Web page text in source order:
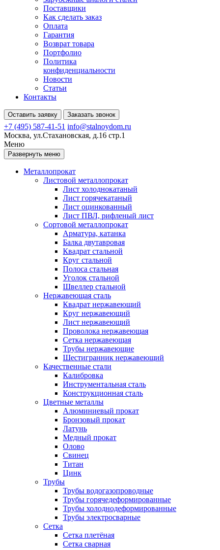
Поставщики
Как сделать заказ
Оплата
Гарантия
Возврат товара
Портфолио
Политика
конфиденциальности
Новости
Статьи
Контакты
Оставить заявку Заказать звонок
+7 (495) 587-41-51 info@stalnoydom.ru
Москва, ул.Стахановская, д.16 стр.1
Меню
Развернуть меню
Металлопрокат
Листовой металлопрокат
Лист холоднокатаный
Лист горячекатаный
Лист оцинкованный
Лист ПВЛ, рифленый лист
Сортовой металлопрокат
Арматура, катанка
Балка двутавровая
Квадрат стальной
Круг стальной
Полоса стальная
Уголок стальной
Швеллер стальной
Нержавеющая сталь
Квадрат нержавеющий
Круг нержавеющий
Лист нержавеющий
Проволока нержавеющая
Сетка нержавеющая
Трубы нержавеющие
Шестигранник нержавеющий
Качественные стали
Калибровка
Инструментальная сталь
Конструкционная сталь
Цветные металлы
Алюминиевый прокат
Бронзовый прокат
Латунь
Медный прокат
Олово
Свинец
Титан
Цинк
Трубы
Трубы водогазопроводные
Трубы горячедеформированные
Трубы холоднодеформированные
Трубы электросварные
Сетка
Сетка плетёная
Сетка сварная